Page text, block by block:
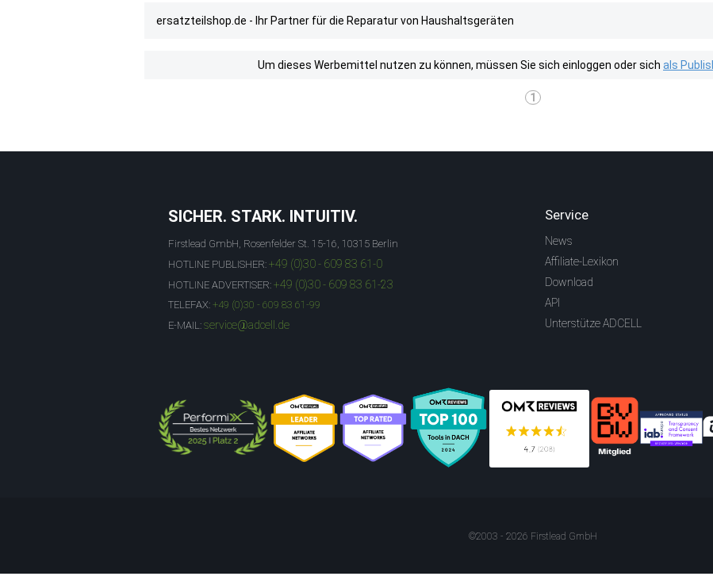
ersatzteilshop.de - Ihr Partner für die Reparatur von Haushaltsgeräten
Um dieses Werbemittel nutzen zu können, müssen Sie sich einloggen oder sich als
1
SICHER. STARK. INTUITIV.
Firstlead GmbH, Rosenfelder St. 15-16, 10315 Berlin
HOTLINE PUBLISHER: +49 (0)30 - 609 83 61-0
HOTLINE ADVERTISER: +49 (0)30 - 609 83 61-23
TELEFAX: +49 (0)30 - 609 83 61-99
E-MAIL: service@adcell.de
Service
News
Affiliate-Lexikon
Download
API
Unterstütze ADCELL
©2003 - 2026 Firstlead GmbH